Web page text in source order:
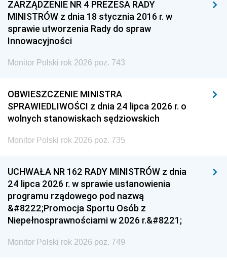
ZARZĄDZENIE NR 4 PREZESA RADY
MINISTRÓW z dnia 18 stycznia 2016 r. w
sprawie utworzenia Rady do spraw
Innowacyjności
Monitor Polski rok 2026 poz. 743
OBWIESZCZENIE MINISTRA
SPRAWIEDLIWOŚCI z dnia 24 lipca 2026 r. o
wolnych stanowiskach sędziowskich
Monitor Polski rok 2026 poz. 735
UCHWAŁA NR 162 RADY MINISTRÓW z dnia
24 lipca 2026 r. w sprawie ustanowienia
programu rządowego pod nazwą
&#8222;Promocja Sportu Osób z
Niepełnosprawnościami w 2026 r.&#8221;
Monitor Polski rok 2026 poz. 749